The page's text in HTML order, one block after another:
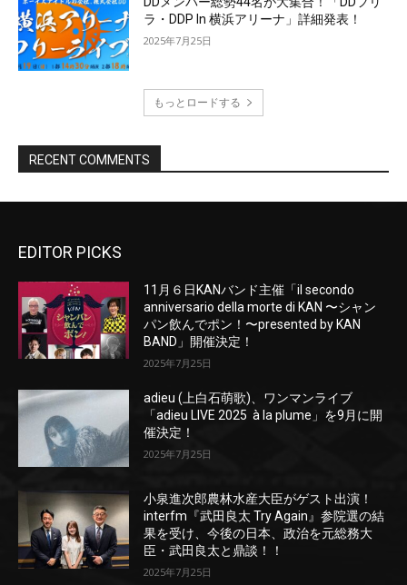
EDITOR PICKS
11月６日KANバンド主催「il secondo
anniversario della morte di KAN 〜シャン
パン飲んでポン！〜presented by KAN
BAND」開催決定！
2025年7月25日
adieu (上白石萌歌)、ワンマンライブ
「adieu LIVE 2025 à la plume」を9月に開
催決定！
2025年7月25日
小泉進次郎農林水産大臣がゲスト出演！
interfm『武田良太 Try Again』参院選の結
果を受け、今後の日本、政治を元総務大
臣・武田良太と鼎談！！
2025年7月25日